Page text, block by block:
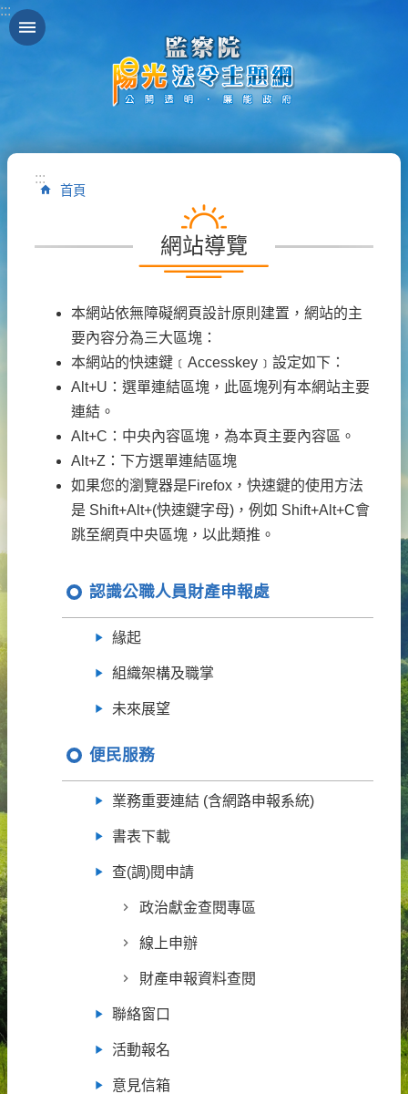
跳到主要內容區塊
:::
:::
首頁
網站導覽
本網站依無障礙網頁設計原則建置，網站的主
要內容分為三大區塊：
本網站的快速鍵﹝Accesskey﹞設定如下：
Alt+U：選單連結區塊，此區塊列有本網站主要
連結。
Alt+C：中央內容區塊，為本頁主要內容區。
Alt+Z：下方選單連結區塊
如果您的瀏覽器是Firefox，快速鍵的使用方法
是 Shift+Alt+(快速鍵字母)，例如 Shift+Alt+C會
跳至網頁中央區塊，以此類推。
認識公職人員財產申報處
緣起
組織架構及職掌
未來展望
便民服務
業務重要連結 (含網路申報系統)
書表下載
查(調)閱申請
政治獻金查閱專區
線上申辦
財產申報資料查閱
聯絡窗口
活動報名
意見信箱